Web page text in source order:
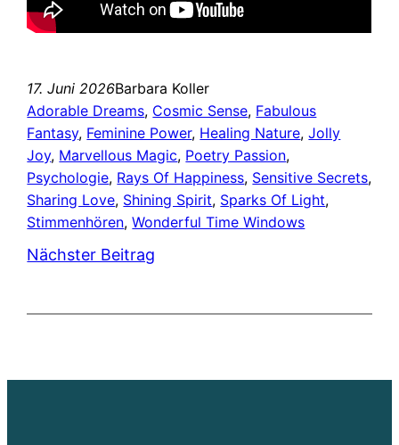
17. Juni 2026Barbara Koller
Adorable Dreams, Cosmic Sense, Fabulous
Fantasy, Feminine Power, Healing Nature, Jolly
Joy, Marvellous Magic, Poetry Passion
Psychologie, Rays Of Happiness, Sensitive Secrets
Sharing Love, Shining Spirit, Sparks Of Light
Stimmenhören, Wonderful Time Windows
Nächster Beitrag